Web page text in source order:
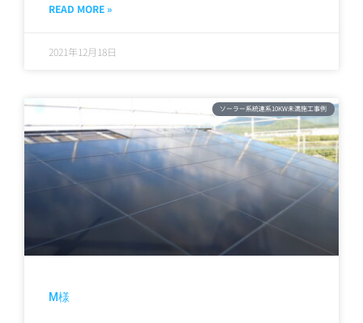
READ MORE »
2021年12月18日
ソーラー系統連系10KW未満施工事例
M様